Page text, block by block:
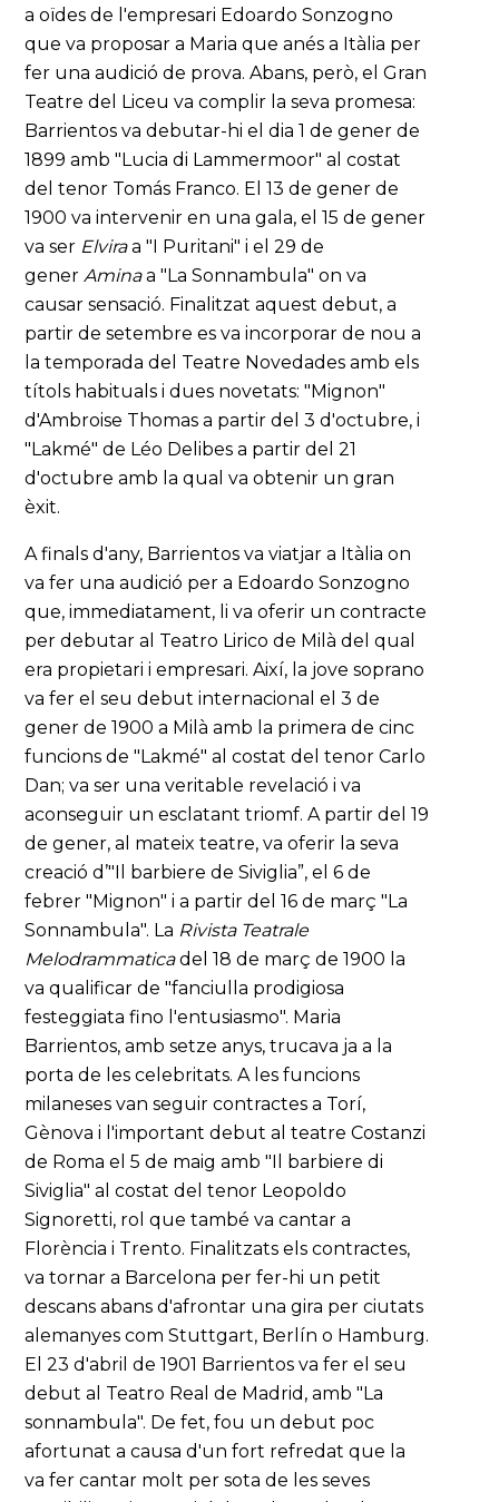
a oïdes de l'empresari Edoardo Sonzogno
que va proposar a Maria que anés a Itàlia per
fer una audició de prova. Abans, però, el Gran
Teatre del Liceu va complir la seva promesa:
Barrientos va debutar-hi el dia 1 de gener de
1899 amb "Lucia di Lammermoor" al costat
del tenor Tomás Franco. El 13 de gener de
1900 va intervenir en una gala, el 15 de gener
va ser Elviraa "I Puritani" i el 29 de
generAminaa "La Sonnambula" on va
causar sensació. Finalitzat aquest debut, a
partir de setembre es va incorporar de nou a
la temporada del Teatre Novedades amb els
títols habituals i dues novetats: "Mignon"
d'Ambroise Thomas a partir del 3 d'octubre, i
"Lakmé" de Léo Delibes a partir del 21
d'octubre amb la qual va obtenir un gran
èxit.
A finals d'any, Barrientos va viatjar a Itàlia on
va fer una audició per a Edoardo Sonzogno
que, immediatament, li va oferir un contracte
per debutar al Teatro Lirico de Milà del qual
era propietari i empresari. Així, la jove soprano
va fer el seu debut internacional el 3 de
gener de 1900 a Milà amb la primera de cinc
funcions de "Lakmé" al costat del tenor Carlo
Dan; va ser una veritable revelació i va
aconseguir un esclatant triomf. A partir del 19
de gener, al mateix teatre, va oferir la seva
creació d’"Il barbiere de Siviglia”, el 6 de
febrer "Mignon" i a partir del 16 de març "La
Sonnambula". La Rivista Teatrale
Melodrammaticadel 18 de març de 1900 la
va qualificar de "fanciulla prodigiosa
festeggiata fino l'entusiasmo". Maria
Barrientos, amb setze anys, trucava ja a la
porta de les celebritats. A les funcions
milaneses van seguir contractes a Torí,
Gènova i l'important debut al teatre Costanzi
de Roma el 5 de maig amb "Il barbiere di
Siviglia" al costat del tenor Leopoldo
Signoretti, rol que també va cantar a
Florència i Trento. Finalitzats els contractes,
va tornar a Barcelona per fer-hi un petit
descans abans d'afrontar una gira per ciutats
alemanyes com Stuttgart, Berlín o Hamburg.
El 23 d'abril de 1901 Barrientos va fer el seu
debut al Teatro Real de Madrid, amb "La
sonnambula". De fet, fou un debut poc
afortunat a causa d'un fort refredat que la
va fer cantar molt per sota de les seves